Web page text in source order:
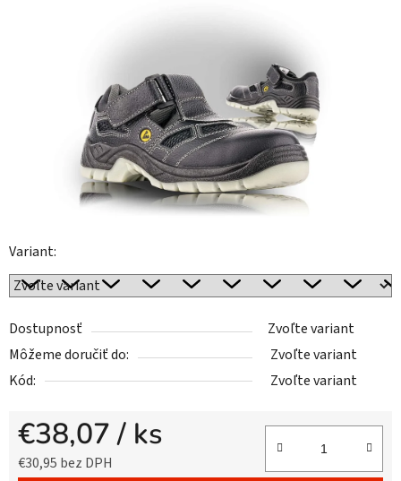
Variant:
Dostupnosť
Zvoľte variant
Môžeme doručiť do:
Zvoľte variant
Kód:
Zvoľte variant
€38,07/ ks
€30,95 bez DPH